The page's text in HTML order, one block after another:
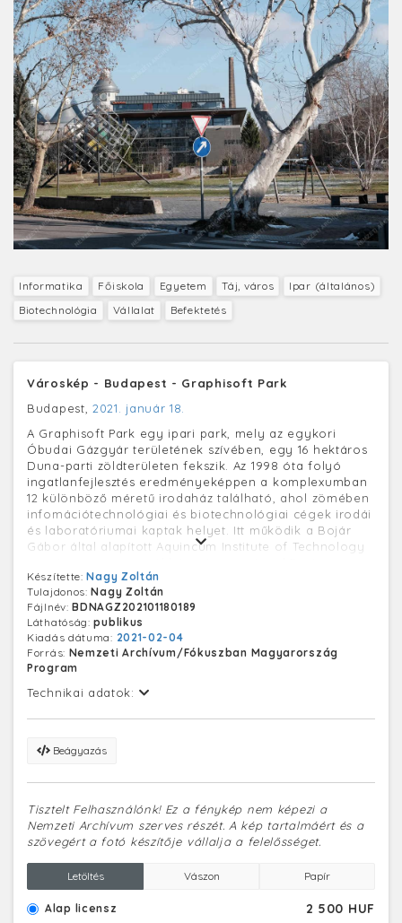
Informatika Főiskola Egyetem Táj, város
Ipar (általános)
Biotechnológia
Vállalat Befektetés
Városkép - Budapest - Graphisoft Park
Budapest, 2021. január 18.
A Graphisoft Park egy ipari park, mely az egykori
Óbudai Gázgyár területének szívében, egy 16 hektáros
Duna-parti zöldterületen fekszik. Az 1998 óta folyó
ingatlanfejlesztés eredményeképpen a komplexumban
12 különböző méretű irodaház található, ahol zömében
infomációtechnológiai és biotechnológiai cégek irodái
és laboratóriumai kaptak helyet. Itt működik a Bojár
Gábor által alapított Aquincum Institute of Technology
School (IBS) is.
Készítette:Nagy Zoltán
Tulajdonos:Nagy Zoltán
Fájlnév:BDNAGZ202101180189
Láthatóság:publikus
Kiadás dátuma: 2021-02-04
Forrás: Nemzeti Archívum/Fókuszban Magyarország
Program
Technikai adatok:
Beágyazás
Tisztelt Felhasználónk! Ez a fénykép nem képezi a
Nemzeti Archívum szerves részét. A kép tartalmáért és a
szövegért a fotó készítője vállalja a felelősséget.
Letöltés Vászon Papír
Alap licensz 2 500 HUF